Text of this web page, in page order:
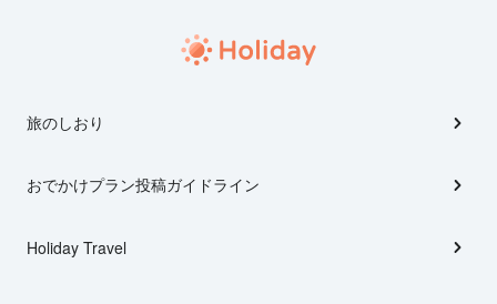
旅のしおり
おでかけプラン投稿ガイドライン
Holiday Travel